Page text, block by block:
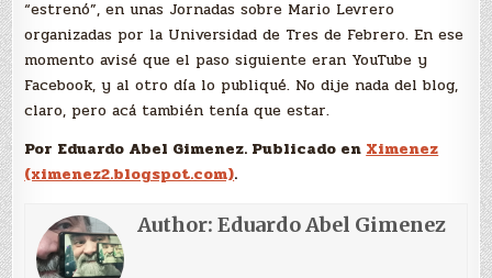
“estrenó”, en unas Jornadas sobre Mario Levrero
organizadas por la Universidad de Tres de Febrero. En ese
momento avisé que el paso siguiente eran YouTube y
Facebook, y al otro día lo publiqué. No dije nada del blog,
claro, pero acá también tenía que estar.
Por Eduardo Abel Gimenez. Publicado en Ximenez
(ximenez2.blogspot.com).
Author:Eduardo Abel Gimenez